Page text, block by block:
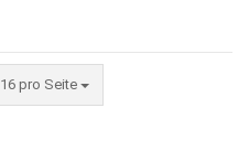
16 pro Seite
pro Seite